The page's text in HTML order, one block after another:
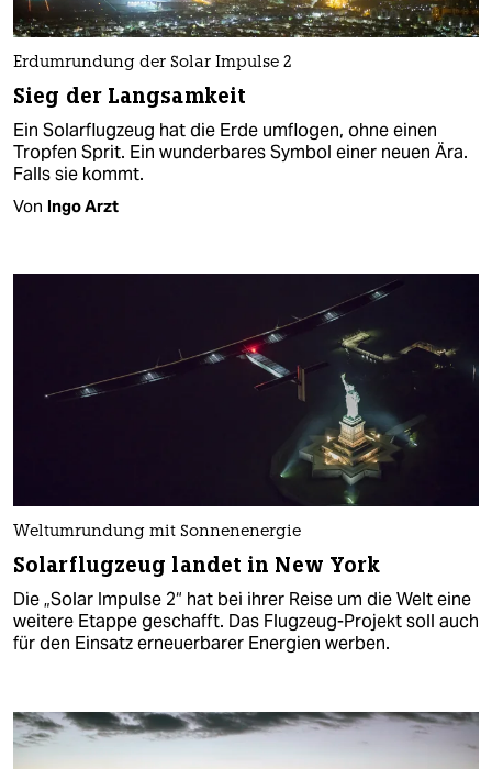
Erdumrundung der Solar Impulse 2
Sieg der Langsamkeit
Ein Solarflugzeug hat die Erde umflogen, ohne einen
Tropfen Sprit. Ein wunderbares Symbol einer neuen Ära.
Falls sie kommt.
Von Ingo Arzt
Weltumrundung mit Sonnenenergie
Solarflugzeug landet in New York
Die „Solar Impulse 2“ hat bei ihrer Reise um die Welt eine
weitere Etappe geschafft. Das Flugzeug-Projekt soll auch
für den Einsatz erneuerbarer Energien werben.